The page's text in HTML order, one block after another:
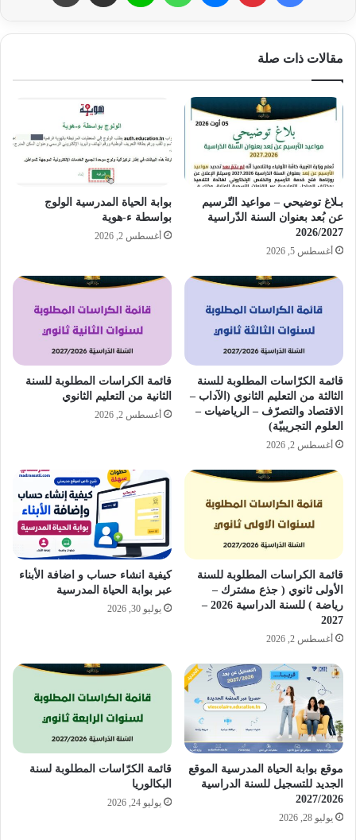
مقالات ذات صلة
بـلاغ توضيحي – مواعيد التّرسيم
عن بُعد بعنوان السنة الدّراسية
2026/2027
أغسطس 5, 2026
بوابة الحياة المدرسية الولوج
بواسطة ء-هوية
أغسطس 2, 2026
قائمة الكرّاسات المطلوبة للسنة
الثالثة من التعليم الثانوي (الآداب –
الاقتصاد والتصرّف – الرياضيات –
العلوم التجريبيّة)
أغسطس 2, 2026
قائمة الكراسات المطلوبة للسنة
الثانية من التعليم الثانوي
أغسطس 2, 2026
قائمة الكراسات المطلوبة للسنة
الأولى ثانوي ( جذع مشترك –
رياضة ) للسنة الدراسية 2026 –
2027
أغسطس 2, 2026
كيفية انشاء حساب و اضافة الأبناء
عبر بوابة الحياة المدرسية
يوليو 30, 2026
موقع بوابة الحياة المدرسية الموقع
الجديد للتسجيل للسنة الدراسية
2027/2026
يوليو 28, 2026
قائمة الكرّاسات المطلوبة لسنة
البكالوريا
يوليو 24, 2026